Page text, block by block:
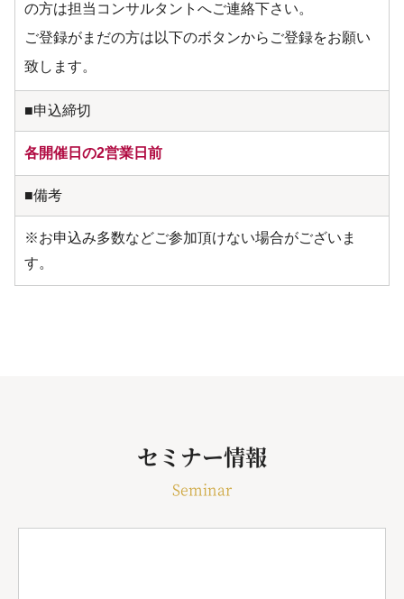
の方は担当コンサルタントへご連絡下さい。
ご登録がまだの方は以下のボタンからご登録をお願い
致します。
■申込締切
各開催日の2営業日前
■備考
※お申込み多数などご参加頂けない場合がございま
す。
セミナー情報
Seminar